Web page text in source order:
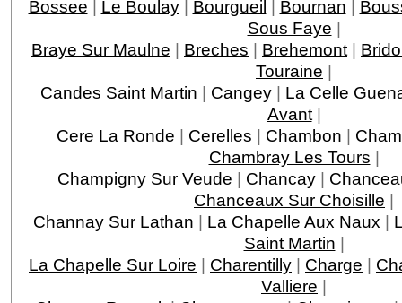
Bossee | Le Boulay| Bourgueil | Bournan |
Sous Faye |
Braye Sur Maulne | Breches | Brehemont |
Touraine |
Candes Saint Martin | Cangey | La Celle
Avant|
Cere La Ronde | Cerelles | Chambon |
Chambray Les Tours |
Champigny Sur Veude | Chancay |
Chanceaux Sur Choisille |
Channay Sur Lathan | La Chapelle Aux Naux |
Saint Martin |
La Chapelle Sur Loire | Charentilly | Charge |
Valliere |